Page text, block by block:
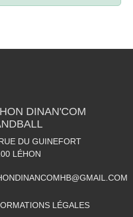
DINAN'COM
DU GUINEFORT
LÉHON
LÉGALES